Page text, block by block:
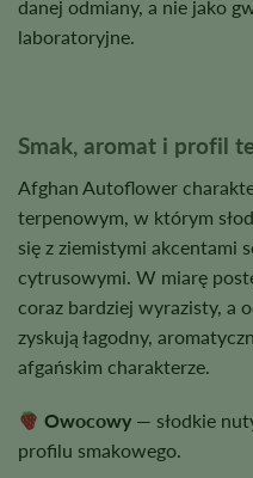
danej odmiany, a nie jako
laboratoryjne.
Smak, aromat i profil
Afghan Autoflower
terpenowym, w którym
się z ziemistymi akcentami
cytrusowymi. W miarę
coraz bardziej wyrazisty, a
zyskują łagodny,
afgańskim charakterze.
Owocowy — słodkie
profilu smakowego.